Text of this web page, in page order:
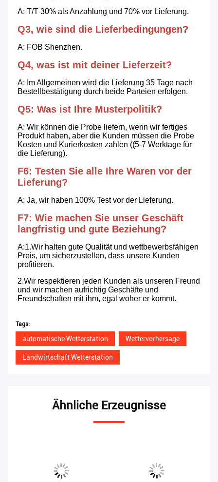
A: T/T 30% als Anzahlung und 70% vor Lieferung.
Q3, wie sind die Lieferbedingungen?
A: FOB Shenzhen.
Q4, was ist mit deiner Lieferzeit?
A: Im Allgemeinen wird die Lieferung 35 Tage nach
Bestellbestätigung durch beide Parteien erfolgen.
Q5: Was ist Ihre Musterpolitik?
A: Wir können die Probe liefern, wenn wir fertiges
Produkt haben, aber die Kunden müssen die Probe
Kosten und Kurierkosten zahlen ((5-7 Werktage für
die Lieferung).
F6: Testen Sie alle Ihre Waren vor der
Lieferung?
A: Ja, wir haben 100% Test vor der Lieferung.
F7: Wie machen Sie unser Geschäft
langfristig und gute Beziehung?
A:1.Wir halten gute Qualität und wettbewerbsfähigen
Preis, um sicherzustellen, dass unsere Kunden
profitieren.
2.Wir respektieren jeden Kunden als unseren Freund
und wir machen aufrichtig Geschäfte und
Freundschaften mit ihm, egal woher er kommt.
Tags:
automatische Wetterstation Wettervorhersage
Landwirtschaft Wetterstation
Ähnliche Erzeugnisse